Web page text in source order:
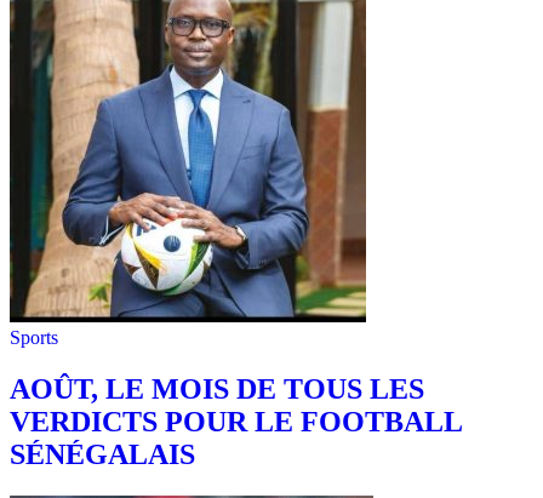
Sports
AOÛT, LE MOIS DE TOUS LES
VERDICTS POUR LE FOOTBALL
SÉNÉGALAIS